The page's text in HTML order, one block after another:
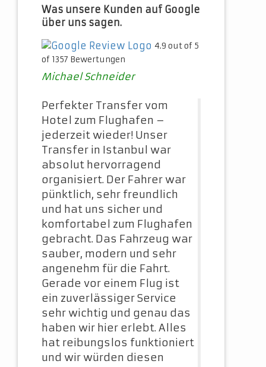
Was unsere Kunden auf Google
über uns sagen.
4.9 out of 5
of 1357 Bewertungen
Michael Schneider
Perfekter Transfer vom
Hotel zum Flughafen –
jederzeit wieder! Unser
Transfer in Istanbul war
absolut hervorragend
organisiert. Der Fahrer war
pünktlich, sehr freundlich
und hat uns sicher und
komfortabel zum Flughafen
gebracht. Das Fahrzeug war
sauber, modern und sehr
angenehm für die Fahrt.
Gerade vor einem Flug ist
ein zuverlässiger Service
sehr wichtig und genau das
haben wir hier erlebt. Alles
hat reibungslos funktioniert
und wir würden diesen